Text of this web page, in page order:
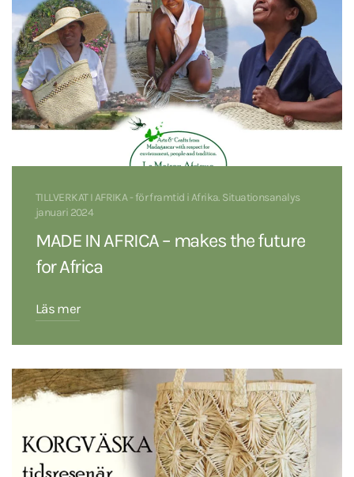
TILLVERKAT I AFRIKA - för framtid i Afrika. Situationsanalys
januari 2024
MADE IN AFRICA – makes the future
for Africa
Läs mer